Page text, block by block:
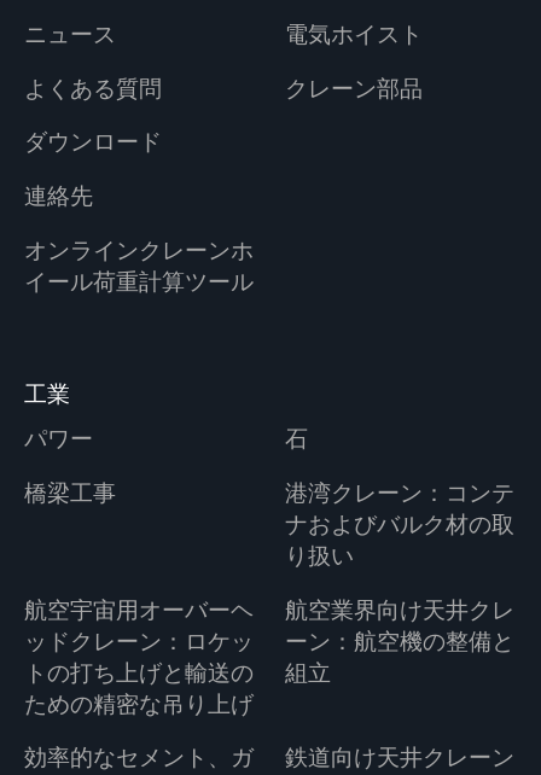
ニュース
よくある質問
ダウンロード
連絡先
オンラインクレーンホ
イール荷重計算ツール
電気ホイスト
クレーン部品
工業
パワー
石
橋梁工事
港湾クレーン：コンテ
ナおよびバルク材の取
り扱い
航空宇宙用オーバーヘ
ッドクレーン：ロケッ
トの打ち上げと輸送の
ための精密な吊り上げ
航空業界向け天井クレ
ーン：航空機の整備と
組立
効率的なセメント、ガ
鉄道向け天井クレーン